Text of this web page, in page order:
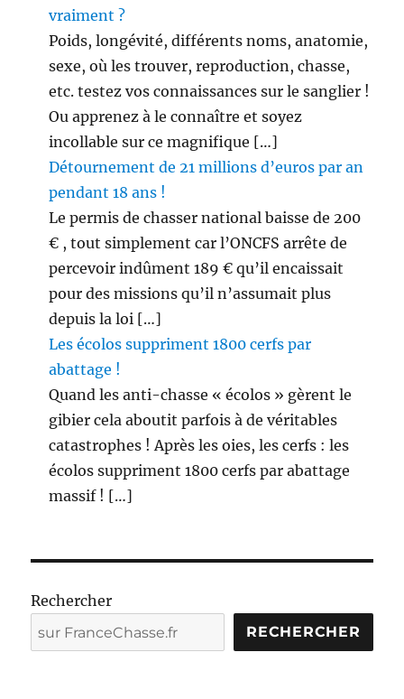
vraiment ?
Poids, longévité, différents noms, anatomie,
sexe, où les trouver, reproduction, chasse,
etc. testez vos connaissances sur le sanglier !
Ou apprenez à le connaître et soyez
incollable sur ce magnifique […]
Détournement de 21 millions d’euros par an
pendant 18 ans !
Le permis de chasser national baisse de 200
€ , tout simplement car l’ONCFS arrête de
percevoir indûment 189 € qu’il encaissait
pour des missions qu’il n’assumait plus
depuis la loi […]
Les écolos suppriment 1800 cerfs par
abattage !
Quand les anti-chasse « écolos » gèrent le
gibier cela aboutit parfois à de véritables
catastrophes ! Après les oies, les cerfs : les
écolos suppriment 1800 cerfs par abattage
massif ! […]
Rechercher
RECHERCHER